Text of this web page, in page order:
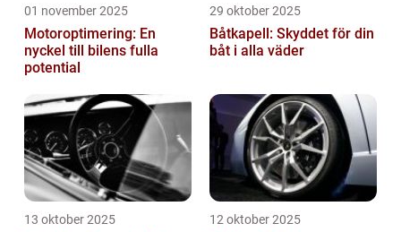
01 november 2025
Motoroptimering: En
nyckel till bilens fulla
potential
29 oktober 2025
Båtkapell: Skyddet för din
båt i alla väder
13 oktober 2025 12 oktober 2025